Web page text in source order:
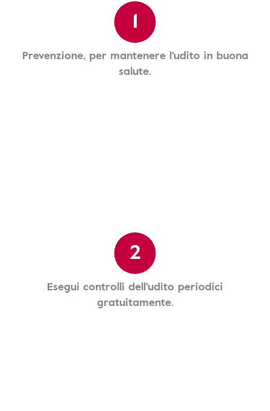
1
Prevenzione, per mantenere l'udito in buona
salute.
2
Esegui controlli dell'udito periodici
gratuitamente.